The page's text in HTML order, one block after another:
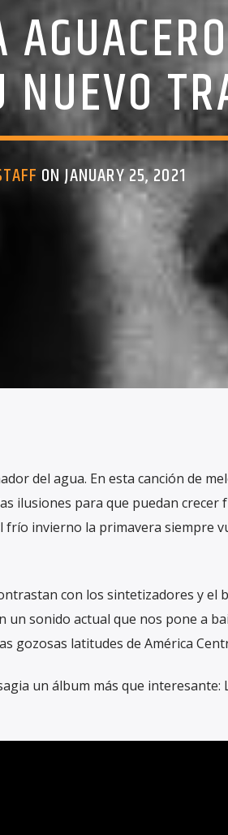
ON JANUARY 25, 2021
del agua. En esta canción de
ilusiones para que puedan crecer
invierno la primavera siempre
con los sintetizadores y el
un sonido actual que nos pone a
gozosas latitudes de América
un álbum más que interesante: